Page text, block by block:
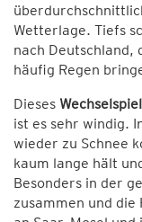
Wetterlage. Tiefs
nach Deutschland,
häufig Regen
Dieses Wechselspiel
ist es sehr windig.
wieder zu Schnee
kaum lange hält
Besonders in der
zusammen und